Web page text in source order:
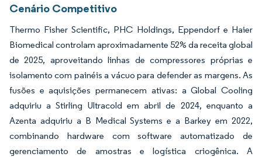
Cenário Competitivo
Thermo Fisher Scientific, PHC Holdings, Eppendorf e Haier
Biomedical controlam aproximadamente 52% da receita global
de 2025, aproveitando linhas de compressores próprias e
isolamento com painéis a vácuo para defender as margens. As
fusões e aquisições permanecem ativas: a Global Cooling
adquiriu a Stirling Ultracold em abril de 2024, enquanto a
Azenta adquiriu a B Medical Systems e a Barkey em 2022,
combinando hardware com software automatizado de
gerenciamento de amostras e logística criogênica. A